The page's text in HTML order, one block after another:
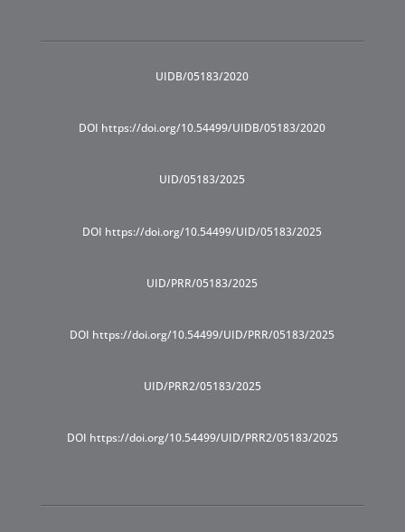
UIDB/05183/2020
DOI https://doi.org/10.54499/UIDB/05183/2020
UID/05183/2025
DOI https://doi.org/10.54499/UID/05183/2025
UID/PRR/05183/2025
DOI https://doi.org/10.54499/UID/PRR/05183/2025
UID/PRR2/05183/2025
DOI https://doi.org/10.54499/UID/PRR2/05183/2025